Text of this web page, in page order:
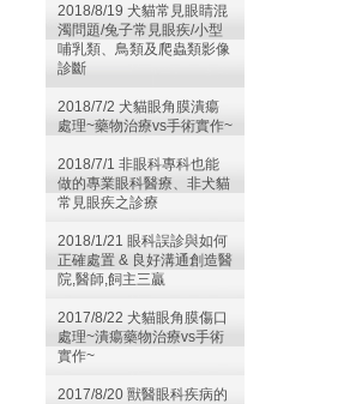
2018/8/19 犬貓常見眼睛混
濁問題/兔子常見眼疾/小型
哺乳類、鳥類及爬蟲類影像
診斷
2018/7/2 犬貓眼角膜潰瘍
處理~藥物治療vs手術實作~
2018/7/1 非眼科專科也能
做的專業眼科醫療、非犬貓
常見眼疾之診療
2018/1/21 眼科誤診與如何
正確處置 & 良好溝通創造醫
院,醫師,飼主三贏
2017/8/22 犬貓眼角膜傷口
處理~潰瘍藥物治療vs手術
實作~
2017/8/20 獸醫眼科疾病的